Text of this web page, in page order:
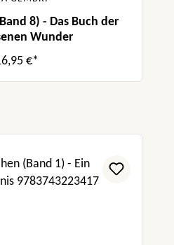
8) - Das Buch der
Wunder
€*